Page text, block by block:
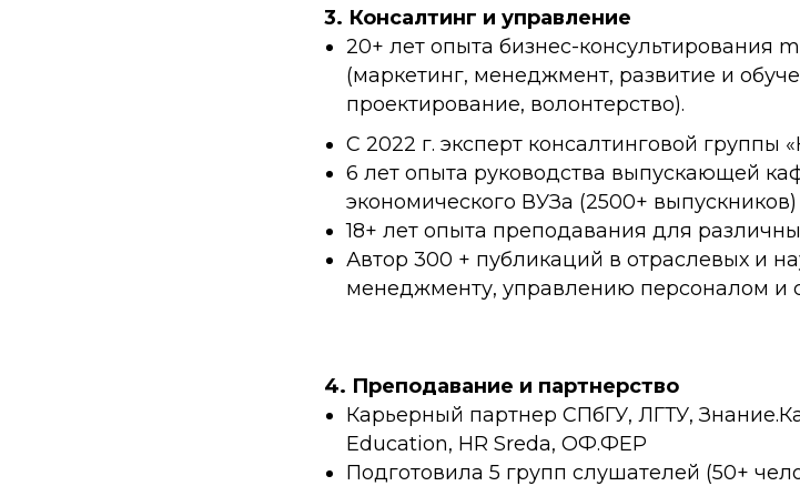
3. Консалтинг и управление
20+ лет опыта бизнес-консультирования
(маркетинг, менеджмент, развитие и
проектирование, волонтерство).
С 2022 г. эксперт консалтинговой группы
6 лет опыта руководства выпускающей
экономического ВУЗа (2500+ выпускников)
18+ лет опыта преподавания для
Автор 300 + публикаций в отраслевых и
менеджменту, управлению персоналом и
4. Преподавание и партнерство
Карьерный партнер СПбГУ, ЛГТУ,
Education, HR Sreda, ОФ.ФЕР
Подготовила 5 групп слушателей (50+